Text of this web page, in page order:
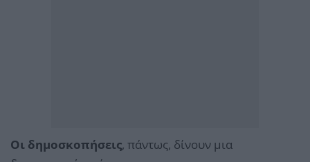
Οι δημοσκοπήσεις, πάντως, δίνουν μια